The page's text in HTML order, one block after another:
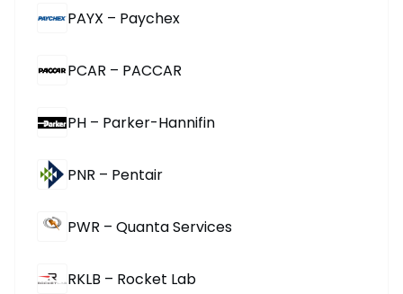
PAYX – Paychex
PCAR – PACCAR
PH – Parker-Hannifin
PNR – Pentair
PWR – Quanta Services
RKLB – Rocket Lab